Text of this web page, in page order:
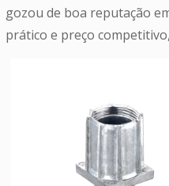
gozou de boa reputação
prático e preço